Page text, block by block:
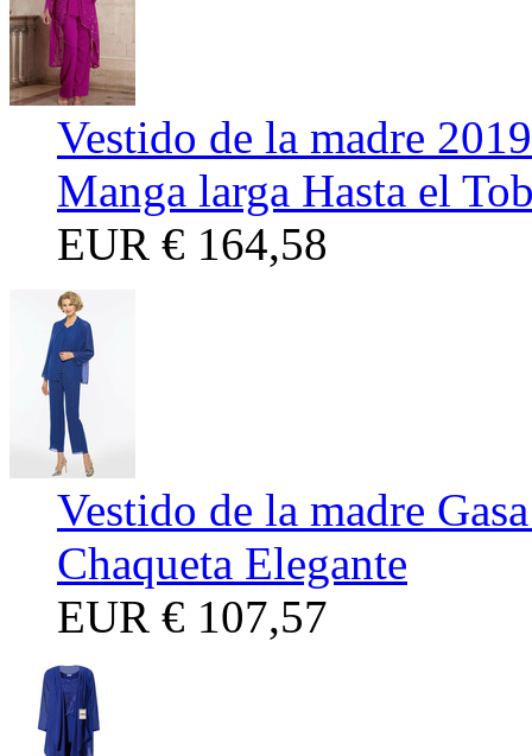
Vestido de la madre
Manga larga Hasta el
EUR € 164,58
Vestido de la madre
Chaqueta Elegante
EUR € 107,57